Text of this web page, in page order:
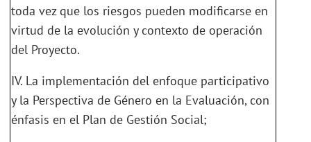
toda vez que los riesgos pueden modificarse en
virtud de la evolución y contexto de operación
del Proyecto.
IV. La implementación del enfoque participativo
y la Perspectiva de Género en la Evaluación, con
énfasis en el Plan de Gestión Social;